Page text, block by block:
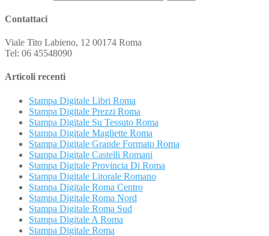
Contattaci
Viale Tito Labieno, 12 00174 Roma
Tel: 06 45548090
Articoli recenti
Stampa Digitale Libri Roma
Stampa Digitale Prezzi Roma
Stampa Digitale Su Tessuto Roma
Stampa Digitale Magliette Roma
Stampa Digitale Grande Formato Roma
Stampa Digitale Castelli Romani
Stampa Digitale Provincia Di Roma
Stampa Digitale Litorale Romano
Stampa Digitale Roma Centro
Stampa Digitale Roma Nord
Stampa Digitale Roma Sud
Stampa Digitale A Roma
Stampa Digitale Roma